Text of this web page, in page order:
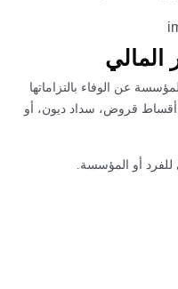
المالي
عن الوفاء بالتزاماتها
أقساط قروض، سداد ديون، أو
للفرد أو المؤسسة.